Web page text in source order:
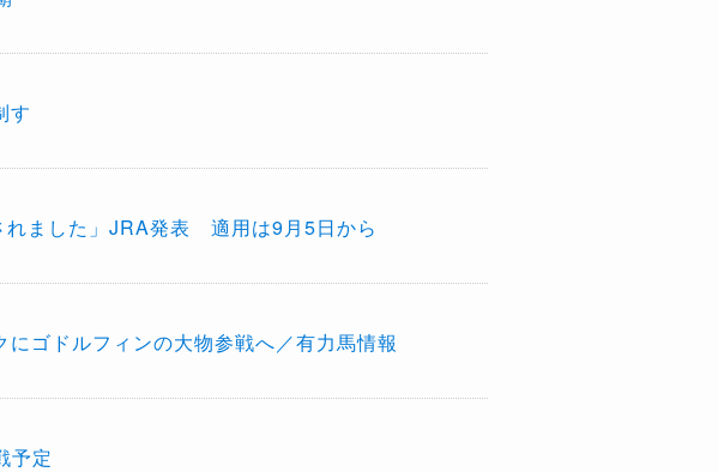
す
れました」JRA発表 適用は9月5日から
ゴドルフィンの大物参戦へ／有力馬情報
予定